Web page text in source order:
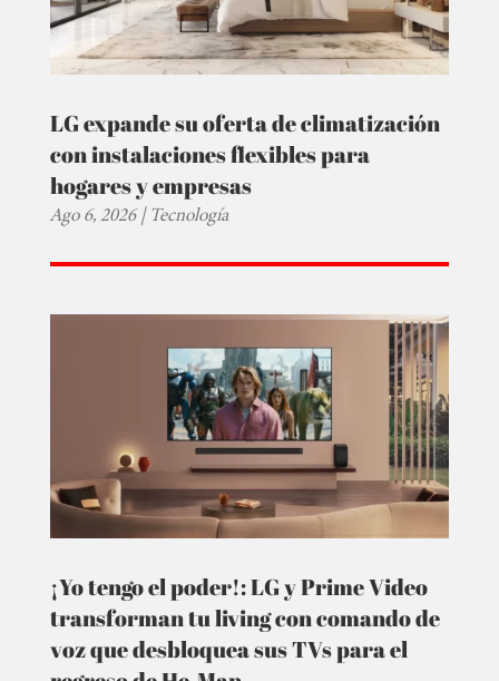
LG expande su oferta de climatización
con instalaciones flexibles para
hogares y empresas
Ago 6, 2026|Tecnología
¡Yo tengo el poder!: LG y Prime Video
transforman tu living con comando de
voz que desbloquea sus TVs para el